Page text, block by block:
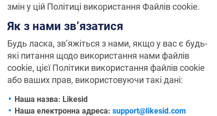
змін у цій Політиці використання Файлів cookie.
Як з нами зв’язатися
Будь ласка, зв’яжіться з нами, якщо у вас є будь-
які питання щодо використання нами файлів
cookie, цієї Політики використання файлів cookie
або ваших прав, використовуючи такі дані:
Наша назва: Likesid
Наша електронна адреса: support@likesid.com